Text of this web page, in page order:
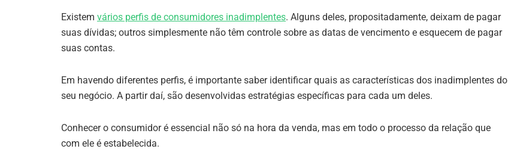
Existem vários perfis de consumidores inadimplentes. Alguns deles, propositadamente, deixam de pagar
suas dívidas; outros simplesmente não têm controle sobre as datas de vencimento e esquecem de pagar
suas contas.
Em havendo diferentes perfis, é importante saber identificar quais as características dos inadimplentes do
seu negócio. A partir daí, são desenvolvidas estratégias específicas para cada um deles.
Conhecer o consumidor é essencial não só na hora da venda, mas em todo o processo da relação que
com ele é estabelecida.